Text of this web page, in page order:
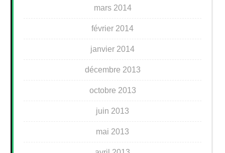
mars 2014
février 2014
janvier 2014
décembre 2013
octobre 2013
juin 2013
mai 2013